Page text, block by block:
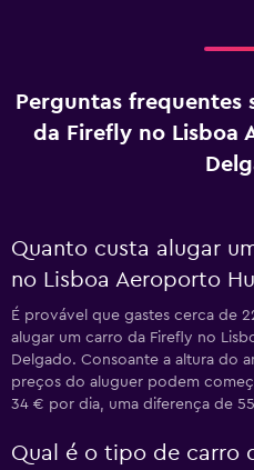
Perguntas
da Firefly no Lisboa
Quanto custa alugar
no Lisboa Aeroporto
É provável que gastes cerca de
alugar um carro da Firefly no
Delgado. Consoante a altura do
preços do aluguer podem
34 € por dia, uma diferença de
Qual é o tipo de carro